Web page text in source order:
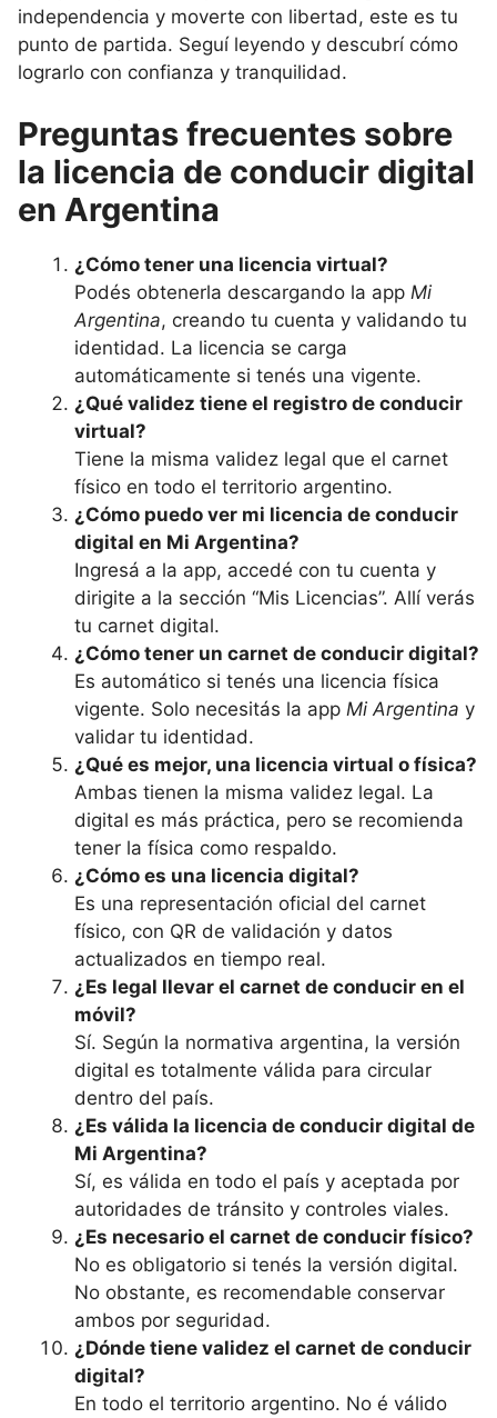
independencia y moverte con libertad, este es tu
punto de partida. Seguí leyendo y descubrí cómo
lograrlo con confianza y tranquilidad.
Preguntas frecuentes sobre
la licencia de conducir digital
en Argentina
¿Cómo tener una licencia virtual?
Podés obtenerla descargando la app Mi
Argentina, creando tu cuenta y validando tu
identidad. La licencia se carga
automáticamente si tenés una vigente.
¿Qué validez tiene el registro de conducir
virtual?
Tiene la misma validez legal que el carnet
físico en todo el territorio argentino.
¿Cómo puedo ver mi licencia de conducir
digital en Mi Argentina?
Ingresá a la app, accedé con tu cuenta y
dirigite a la sección “Mis Licencias”. Allí verás
tu carnet digital.
¿Cómo tener un carnet de conducir digital?
Es automático si tenés una licencia física
vigente. Solo necesitás la app Mi Argentina y
validar tu identidad.
¿Qué es mejor, una licencia virtual o física?
Ambas tienen la misma validez legal. La
digital es más práctica, pero se recomienda
tener la física como respaldo.
¿Cómo es una licencia digital?
Es una representación oficial del carnet
físico, con QR de validación y datos
actualizados en tiempo real.
¿Es legal llevar el carnet de conducir en el
móvil?
Sí. Según la normativa argentina, la versión
digital es totalmente válida para circular
dentro del país.
¿Es válida la licencia de conducir digital de
Mi Argentina?
Sí, es válida en todo el país y aceptada por
autoridades de tránsito y controles viales.
¿Es necesario el carnet de conducir físico?
No es obligatorio si tenés la versión digital.
No obstante, es recomendable conservar
ambos por seguridad.
¿Dónde tiene validez el carnet de conducir
digital?
En todo el territorio argentino. No é válido